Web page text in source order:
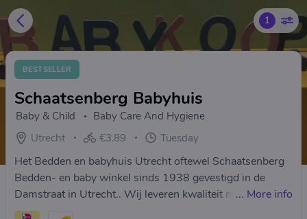
1
BESTSELLER
Schaatsenberg Babyhuis
Baby & Child
Baby Care And Hygiene
Utrecht
€3.89 Tuesday
Het Bedden en babyhuis Utrecht oftewel Schaatsenberg
Bedden- en baby winkel sinds 1938 gevestigd in de
Damstraat in Utrecht.. Wij leveren kwaliteit merken met
laagste prijs garantie! Service , kwaliteit producten ,
... More info